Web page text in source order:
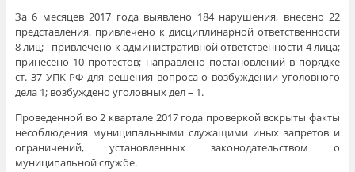
За 6 месяцев 2017 года выявлено 184 нарушения, внесено 22
представления, привлечено к дисциплинарной ответственности
8 лиц; привлечено к административной ответственности 4 лица;
принесено 10 протестов; направлено постановлений в порядке
ст. 37 УПК РФ для решения вопроса о возбуждении уголовного
дела 1; возбуждено уголовных дел – 1.
Проведенной во 2 квартале 2017 года проверкой вскрыты факты
несоблюдения муниципальными служащими иных запретов и
огра­ничений, установленных законодательством о
муниципальной службе.